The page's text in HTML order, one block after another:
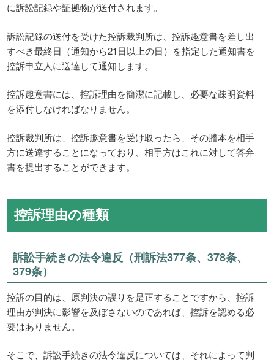
に訴訟記録や証拠物が送付されます。
訴訟記録の送付を受けた控訴裁判所は、控訴趣意書を差し出
すべき最終日（通知から21日以上の日）を指定した通知書を
控訴申立人に送達して通知します。
控訴趣意書には、控訴理由を簡潔に記載し、必要な疎明資料
を添付しなければなりません。
控訴裁判所は、控訴趣意書を受け取ったら、その謄本を相手
方に送達することになっており、相手方はこれに対して答弁
書を提出することができます。
控訴理由の種類
訴訟手続きの法令違反（刑訴法377条、378条、
379条）
控訴の目的は、原判決の誤りを是正することですから、控訴
理由が判決に影響を及ぼさないのであれば、控訴を認める必
要はありません。
そこで、訴訟手続きの法令違反については、それによって判